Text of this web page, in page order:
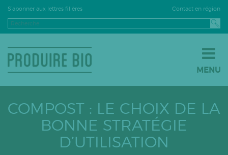
S’abonner aux lettres filières Contact en région
MENU
JE VENDS EN BIO
LE BIO PAR FILIÈRE
Grandes cultures
COMPOST : LE CHOIX DE LA
BONNE STRATÉGIE
D’UTILISATION